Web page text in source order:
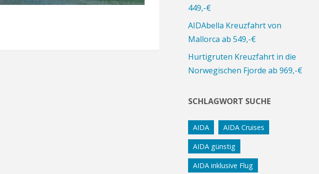
449,-€
AIDAbella Kreuzfahrt von
Mallorca ab 549,-€
Hurtigruten Kreuzfahrt in die
Norwegischen Fjorde ab 969,-€
SCHLAGWORT SUCHE
AIDA AIDA Cruises
AIDA günstig
AIDA inklusive Flug